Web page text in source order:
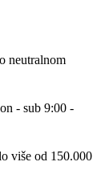
neutralnom
- sub 9:00 -
više od 150.000